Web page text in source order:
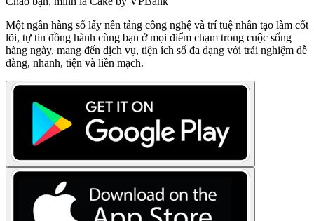
Một ngân hàng số lấy nền tảng công nghệ và trí tuệ nhân tạo làm cốt
lõi, tự tin đồng hành cùng bạn ở mọi điểm chạm trong cuộc sống
hàng ngày, mang đến dịch vụ, tiện ích số đa dạng với trải nghiệm dễ
dàng, nhanh, tiện và liền mạch.